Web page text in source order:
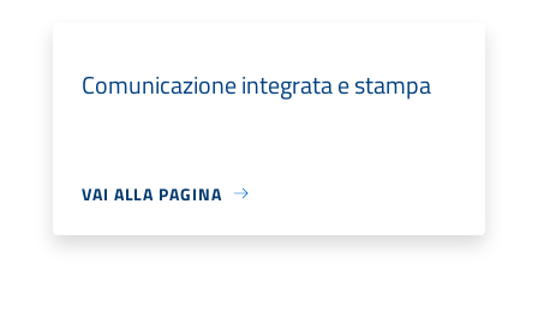
Comunicazione integrata e stampa
VAI ALLA PAGINA